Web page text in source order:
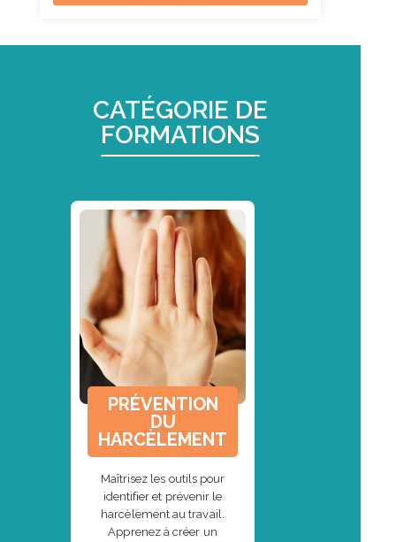
CATÉGORIE DE
FORMATIONS
PRÉVENTION
DU
HARCÈLEMENT
Maîtrisez les outils pour
identifier et prévenir le
harcèlement au travail.
Apprenez à créer un